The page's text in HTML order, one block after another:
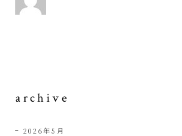
archive
2026年5月